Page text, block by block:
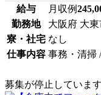
給与 月収例
勤務地
大阪府 大
寮・社宅 なし
仕事内容 事務・清掃
募集が停止しています